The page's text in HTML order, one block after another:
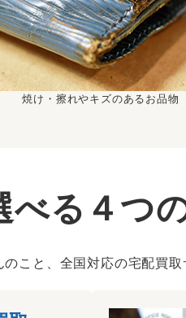
焼け・擦れやキズのあるお品物
べる４つ
こと、全国対応の宅配買取